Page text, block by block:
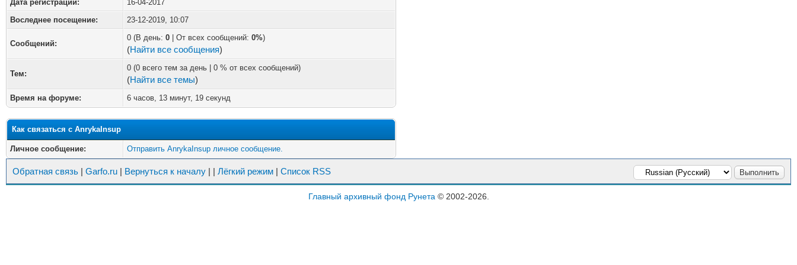
Дата регистрации:
16-04-2017
Воследнее посещение:
23-12-2019, 10:07
Сообщений:
0 (В день: 0 | От всех сообщений: 0%)
(Найти все сообщения)
Тем:
0 (0 всего тем за день | 0 % от всех сообщений)
(Найти все темы)
Время на форуме: 6 часов, 13 минут, 19 секунд
Как связаться с AnrykaInsup
Личное сообщение: Отправить AnrykaInsup личное сообщение.
Обратная связь | Garfo.ru | Вернуться к началу | | Лёгкий режим | Список RSS
Главный архивный фонд Рунета © 2002-2026.